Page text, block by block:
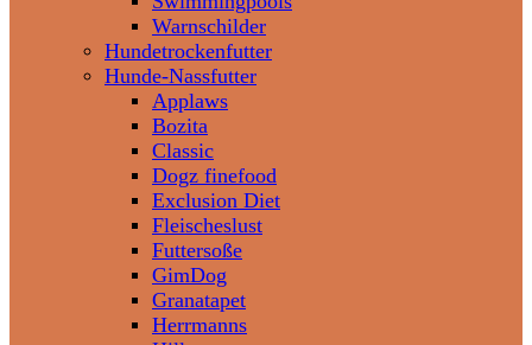
Warnschilder
Hundetrockenfutter
Hunde-Nassfutter
Applaws
Bozita
Classic
Dogz finefood
Exclusion Diet
Fleischeslust
Futtersoße
GimDog
Granatapet
Herrmanns